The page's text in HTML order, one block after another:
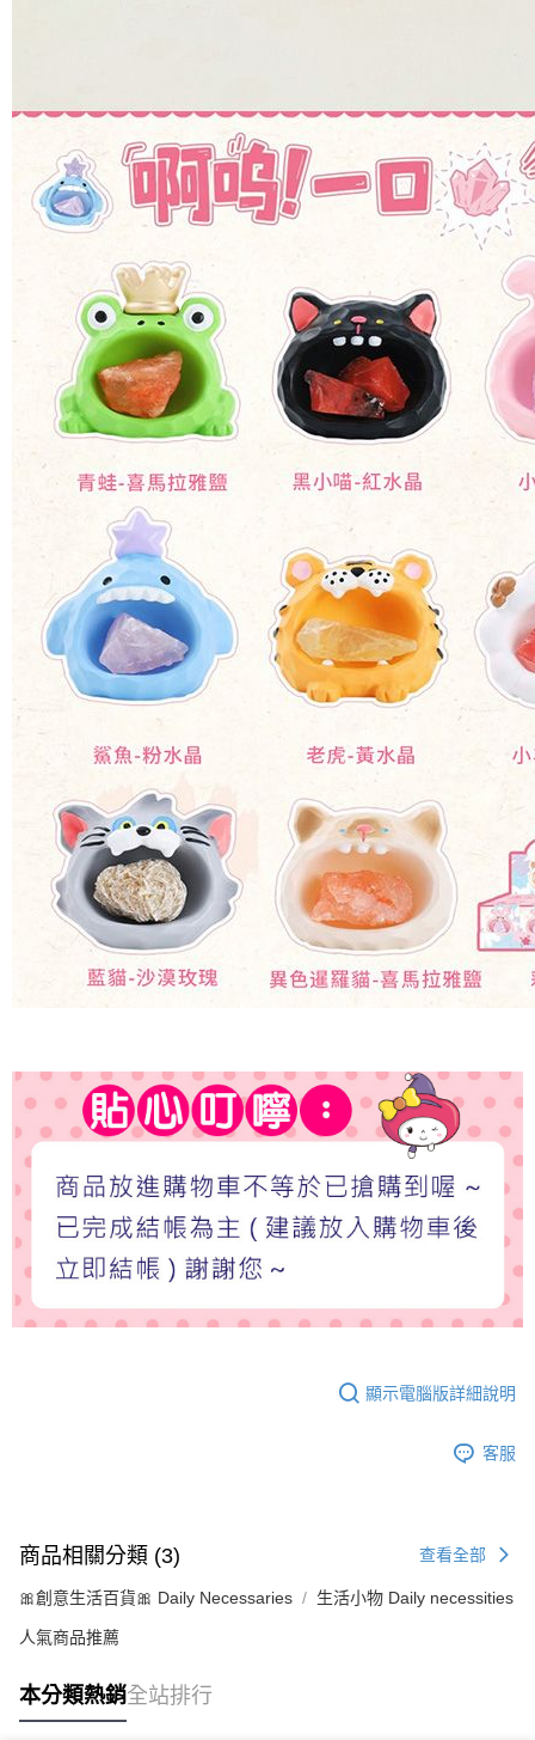
顯示電腦版詳細說明
客服
商品相關分類 (3) 查看全部
🎀創意生活百貨🎀 Daily Necessaries 生活小物 Daily necessities
人氣商品推薦
本分類熱銷全站排行